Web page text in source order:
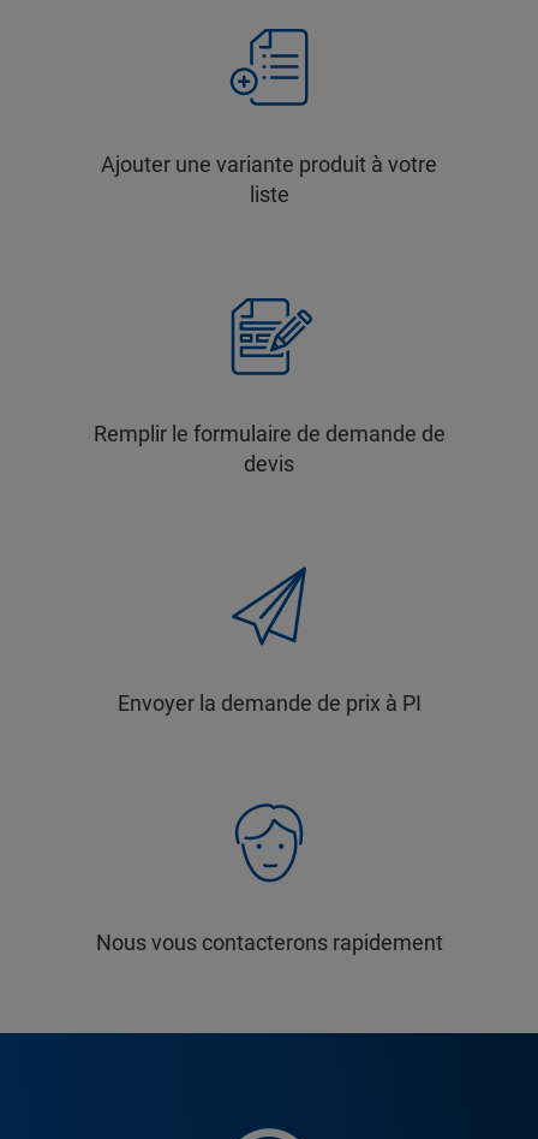
Ajouter une variante produit à votre
liste
Remplir le formulaire de demande de
devis
Envoyer la demande de prix à PI
Nous vous contacterons rapidement